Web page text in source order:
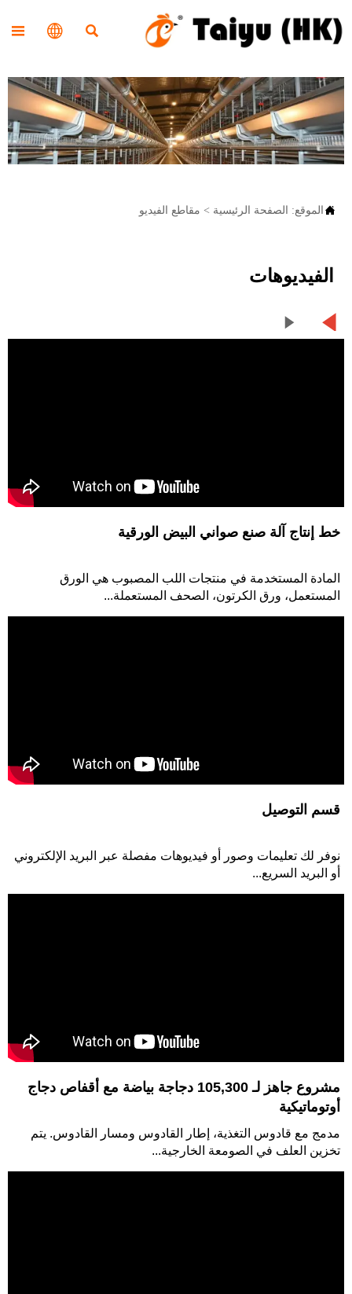



 الموقع: الصفحة الرئيسية > مقاطع الفيديو
الفيديوهات


خط إنتاج آلة صنع صواني البيض الورقية
المادة المستخدمة في منتجات اللب المصبوب هي الورق
المستعمل، ورق الكرتون، الصحف المستعملة...
قسم التوصيل
نوفر لك تعليمات وصور أو فيديوهات مفصلة عبر البريد الإلكتروني
أو البريد السريع...
مشروع جاهز لـ 105,300 دجاجة بياضة مع أقفاص دجاج
أوتوماتيكية
مدمج مع قادوس التغذية، إطار القادوس ومسار القادوس. يتم
تخزين العلف في الصومعة الخارجية...
نظام تهوية حظائر الدواجن
مصمم لتقليل درجة حرارة حظائر الدجاج في الصيف، والحفاظ على درجة
حرارة المنزل...
خط إنتاج آلة صنع صواني البيض الورقية
مصمم لإنتاج مجموعة من منتجات اللب المصبوب بما في ذلك صواني
البيض، علب البيض، صواني الفواكه...